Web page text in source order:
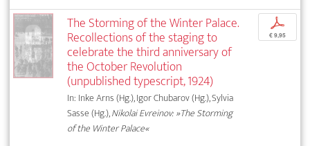
The Storming of the Winter Palace.
Recollections of the staging to
celebrate the third anniversary of
the October Revolution
(unpublished typescript, 1924)
In: Inke Arns (Hg.), Igor Chubarov (Hg.), Sylvia
Sasse (Hg.),Nikolai Evreinov: »The Storming
of the Winter Palace«
p
€ 9,95